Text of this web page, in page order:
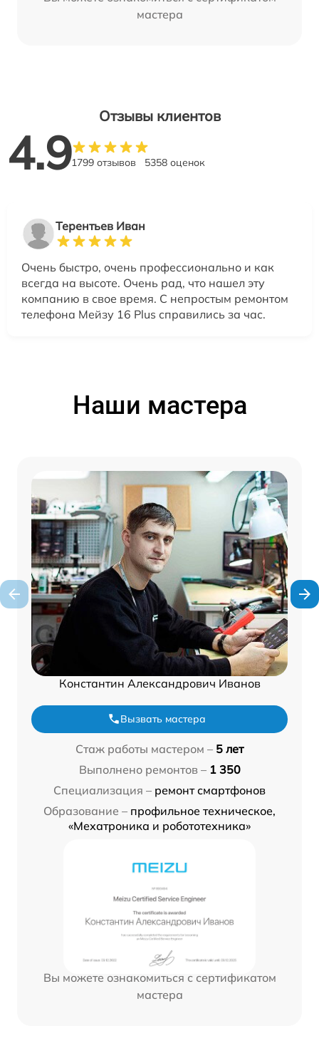
мастера
Отзывы клиентов
4.91799 отзывов 5358 оценок
Терентьев Иван
Очень быстро, очень профессионально и как
всегда на высоте. Очень рад, что нашел эту
компанию в свое время. С непростым ремонтом
телефона Мейзу 16 Plus справились за час.
Наши мастера
Константин Александрович Иванов
Вызвать мастера
Стаж работы мастером – 5 лет
Выполнено ремонтов – 1 350
Специализация – ремонт смартфонов
Образование – профильное техническое,
«Мехатроника и робототехника»
Вы можете ознакомиться с сертификатом
мастера